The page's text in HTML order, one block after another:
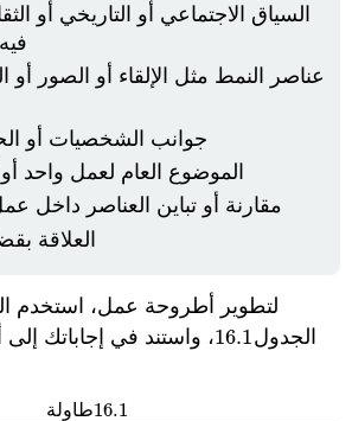
السياق الاجتماعي أو التاريخي أو
عناصر النمط مثل الإلقاء أو الصور أو
جوانب الشخصيات أو
الموضوع العام لعمل واحد
مقارنة أو تباين العناصر داخل
العلاقة
لتطوير أطروحة عمل، استخدم
الجدول16.1
16.1، واستند في إجاباتك إلى
طاولة16.1
16.1